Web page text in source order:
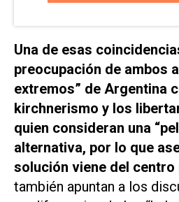
Una de esas
preocupación de ambos
extremos” de Argentina
kirchnerismo y los
quien consideran una
alternativa, por lo que
solución viene del centro
también apuntan a los